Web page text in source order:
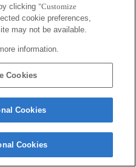
clicking "Customize
cookie preferences,
may not be available.
information.
Cookies
Cookies
Cookies